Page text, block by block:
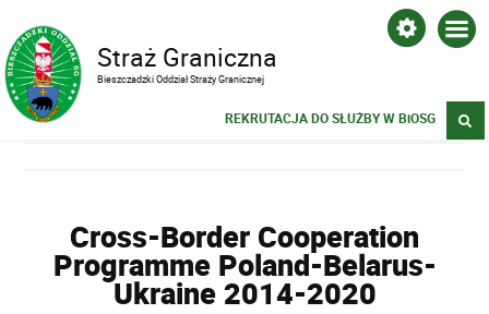
Straż Graniczna
Bieszczadzki Oddział Straży Granicznej
REKRUTACJA DO SŁUŻBY W BiOSG
Cross-Border Cooperation
Programme Poland-Belarus-
Ukraine 2014-2020